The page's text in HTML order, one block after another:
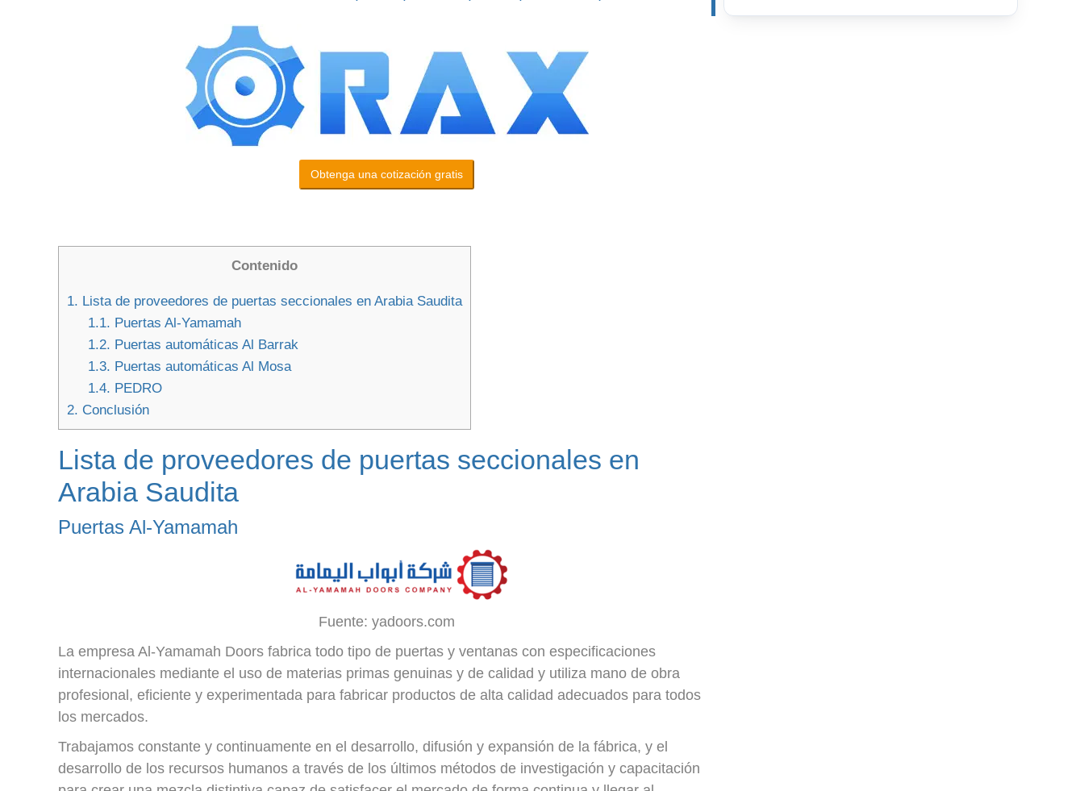
Obtenga una cotización gratis
Contenido
1. Lista de proveedores de puertas seccionales en Arabia Saudita
1.1. Puertas Al-Yamamah
1.2. Puertas automáticas Al Barrak
1.3. Puertas automáticas Al Mosa
1.4. PEDRO
2. Conclusión
Lista de proveedores de puertas seccionales en
Arabia Saudita
Puertas Al-Yamamah
Fuente: yadoors.com
La empresa Al-Yamamah Doors fabrica todo tipo de puertas y ventanas con especificaciones
internacionales mediante el uso de materias primas genuinas y de calidad y utiliza mano de obra
profesional, eficiente y experimentada para fabricar productos de alta calidad adecuados para todos
los mercados.
Trabajamos constante y continuamente en el desarrollo, difusión y expansión de la fábrica, y el
desarrollo de los recursos humanos a través de los últimos métodos de investigación y capacitación